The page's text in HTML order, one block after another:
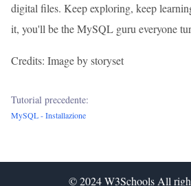
digital files. Keep exploring, keep
it, you'll be the MySQL guru everyone
Credits: Image by storyset
Tutorial precedente:
MySQL - Installazione
© 2024W3Schools All